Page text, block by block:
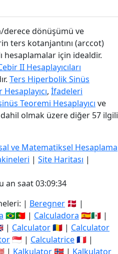
derece dönüşümü ve
ters kotanjantını (arccot)
hesaplamalar için idealdir.
II Hesaplayıcıları
Ters Hiperbolik Sinüs
, İfadeleri
Teoremi Hesaplayıcı ve
dahil olmak üzere diğer 57 ilgili
ve Matematiksel Hesaplama
| Site Haritası |
an saat 03:09:34
| Beregner 🇩🇰 |
🇧🇷🇵🇹 | Calculadora 🇪🇸🇲🇽 |
| Calculator🇷🇴 | Calculator
🇸🇬 | Calculatrice🇫🇷 |
| Kalkulator🇳🇴 | Kalkulator